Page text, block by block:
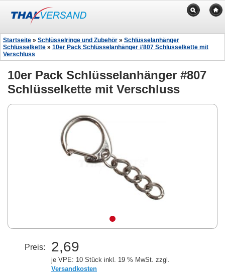
Startseite » Schlüsselringe und Zubehör » Schlüsselanhänger
Schlüsselkette » 10er Pack Schlüsselanhänger #807 Schlüsselkette mit
Verschluss
10er Pack Schlüsselanhänger #807
Schlüsselkette mit Verschluss
Preis: 2,69
je VPE: 10 Stück inkl. 19 % MwSt. zzgl.
Versandkosten